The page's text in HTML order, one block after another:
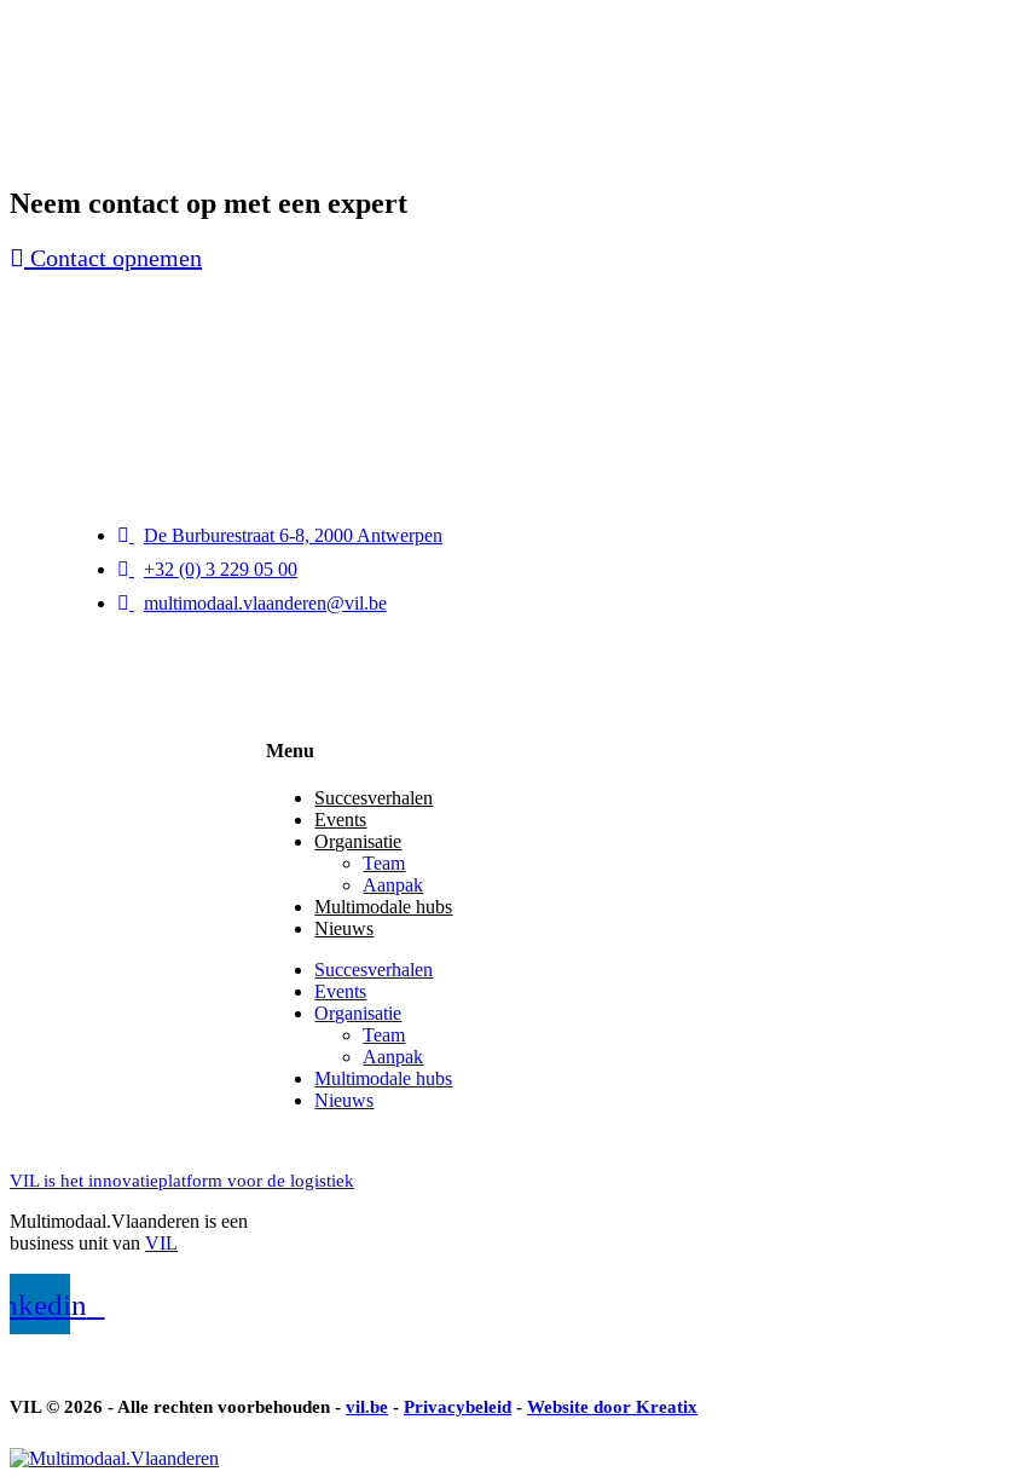
Neem contact op met een expert
Contact opnemen
De Burburestraat 6-8, 2000 Antwerpen
+32 (0) 3 229 05 00
multimodaal.vlaanderen@vil.be
Menu
Succesverhalen
Events
Organisatie
Team
Aanpak
Multimodale hubs
Nieuws
Succesverhalen
Events
Organisatie
Team
Aanpak
Multimodale hubs
Nieuws
VIL is het innovatieplatform voor de logistiek
Multimodaal.Vlaanderen is een
business unit van VIL
VIL © 2026 - Alle rechten voorbehouden - vil.be - Privacybeleid - Website door Kreatix